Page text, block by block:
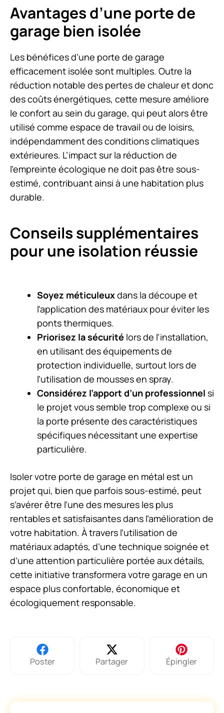
Avantages d’une porte de
garage bien isolée
Les bénéfices d’une porte de garage
efficacement isolée sont multiples. Outre la
réduction notable des pertes de chaleur et donc
des coûts énergétiques, cette mesure améliore
le confort au sein du garage, qui peut alors être
utilisé comme espace de travail ou de loisirs,
indépendamment des conditions climatiques
extérieures. L’impact sur la réduction de
l’empreinte écologique ne doit pas être sous-
estimé, contribuant ainsi à une habitation plus
durable.
Conseils supplémentaires
pour une isolation réussie
Soyez méticuleuxdans la découpe et
l’application des matériaux pour éviter les
ponts thermiques.
Priorisez la sécurité lors de l’installation,
en utilisant des équipements de
protection individuelle, surtout lors de
l’utilisation de mousses en spray.
Considérez l’apport d’un professionnel si
le projet vous semble trop complexe ou si
la porte présente des caractéristiques
spécifiques nécessitant une expertise
particulière.
Isoler votre porte de garage en métal est un
projet qui, bien que parfois sous-estimé, peut
s’avérer être l’une des mesures les plus
rentables et satisfaisantes dans l’amélioration de
votre habitation. À travers l’utilisation de
matériaux adaptés, d’une technique soignée et
d’une attention particulière portée aux détails,
cette initiative transformera votre garage en un
espace plus confortable, économique et
écologiquement responsable.
Poster Partager Épingler